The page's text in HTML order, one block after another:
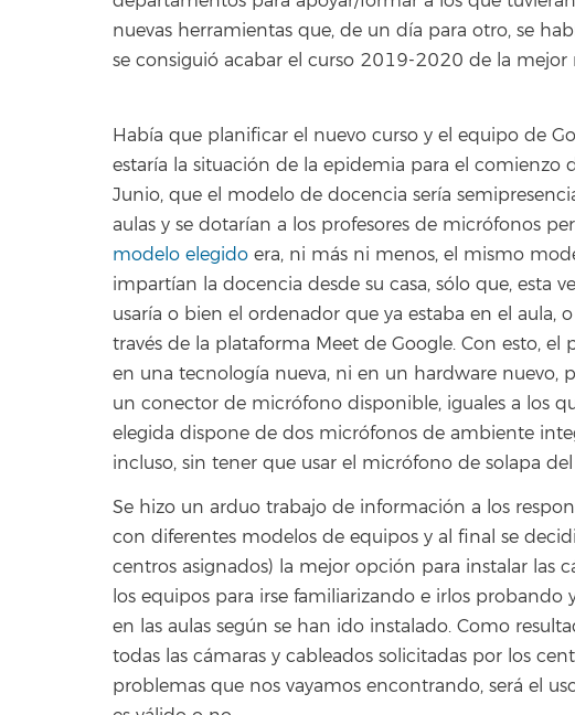
nuevas herramientas que, de un día para otro, se
se consiguió acabar el curso 2019-2020 de la mejor
Había que planificar el nuevo curso y el equipo de
estaría la situación de la epidemia para el comienzo
Junio, que el modelo de docencia sería
aulas y se dotarían a los profesores de micrófonos
modelo elegido era, ni más ni menos, el mismo
impartían la docencia desde su casa, sólo que, esta
usaría o bien el ordenador que ya estaba en el aula,
través de la plataforma Meet de Google. Con esto,
en una tecnología nueva, ni en un hardware nuevo,
un conector de micrófono disponible, iguales a los
elegida dispone de dos micrófonos de ambiente
incluso, sin tener que usar el micrófono de solapa
Se hizo un arduo trabajo de información a los
con diferentes modelos de equipos y al final se
centros asignados) la mejor opción para instalar las
los equipos para irse familiarizando e irlos
en las aulas según se han ido instalado. Como
todas las cámaras y cableados solicitadas por los
problemas que nos vayamos encontrando, será el